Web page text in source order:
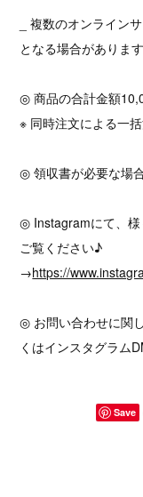
_ 複数のオンライン
となる場合がありま
◎ 商品の合計金額
※ 同時注文による一
◎ 領収書が必要な場
◎ Instagramにて、様
ご覧ください♪
→https://
◎ お問い合わせに関
くはインスタグラム
Save